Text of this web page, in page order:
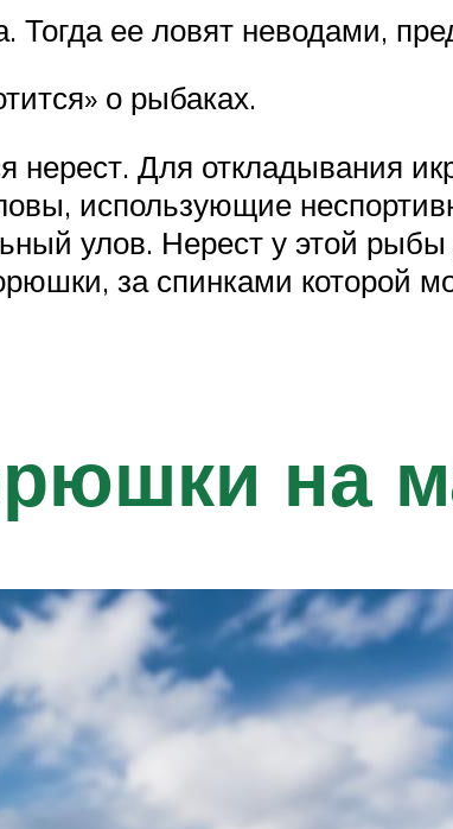
ее ловят неводами,
о рыбаках.
нерест. Для откладывания
использующие
улов. Нерест у этой
за спинками которой
на